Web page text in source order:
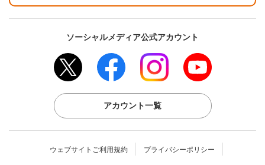
ソーシャルメディア公式アカウント
アカウント一覧
ウェブサイトご利用規約 プライバシーポリシー